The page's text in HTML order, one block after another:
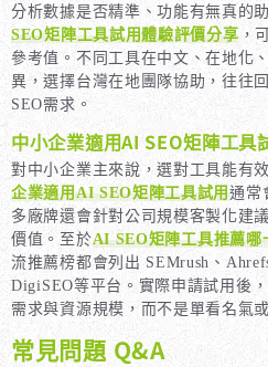
分析數據是否精準、功能有無真的
SEO矩陣工具試用體驗評價分享，
參考值。不同工具在中文、在地化
異，選擇台灣在地團隊協助，往往
SEO需求。
中小企業適用AI SEO矩陣工具
對中小企業主來說，選對工具能有
企業適用AI SEO矩陣工具試用通常
多廠牌還會針對公司規模客製化建
價值。至於AI SEO矩陣工具推薦哪
流推薦榜都會列出 SEMrush、
DigiSEO等平台。實際申請試用後
需求與資源規模，而不是單看名氣
常見問題 Q&A